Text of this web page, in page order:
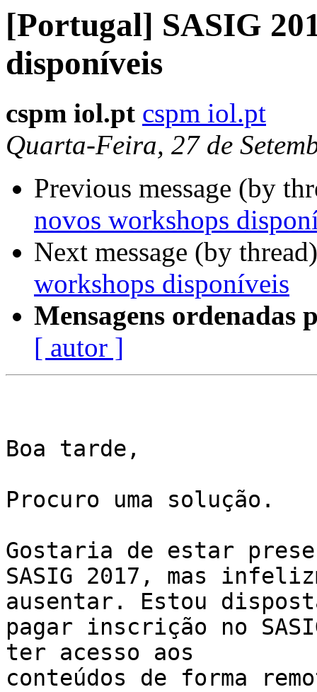
[Portugal] SASIG
disponíveis
cspm iol.pt cspm iol.pt
Quarta-Feira, 27 de
Previous message (by
novos workshops
Next message (by
workshops disponíveis
Mensagens ordenadas
[ autor ]
Boa tarde,
Procuro uma solução.
Gostaria de estar
SASIG 2017, mas
ausentar. Estou
pagar inscrição no
ter acesso aos
conteúdos de forma